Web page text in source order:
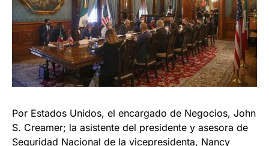
Por Estados Unidos, el encargado de Negocios, John
S. Creamer; la asistente del presidente y asesora de
Seguridad Nacional de la vicepresidenta, Nancy